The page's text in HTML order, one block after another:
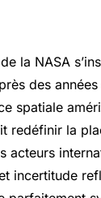
la NASA
des
spatiale
redéfinir la
acteurs
incertitude